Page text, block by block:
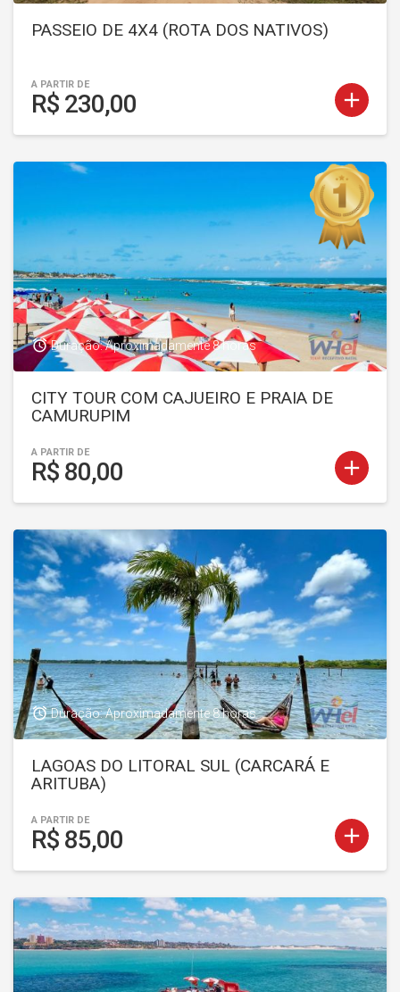
add
PASSEIO DE 4X4 (ROTA DOS NATIVOS)
A PARTIR DE
R$ 230,00
add
access_alarmDuração: Aproximadamente 8 horas
CITY TOUR COM CAJUEIRO E PRAIA DE
CAMURUPIM
A PARTIR DE
R$ 80,00
add
access_alarmDuração: Aproximadamente 8 horas
LAGOAS DO LITORAL SUL (CARCARÁ E
ARITUBA)
A PARTIR DE
R$ 85,00